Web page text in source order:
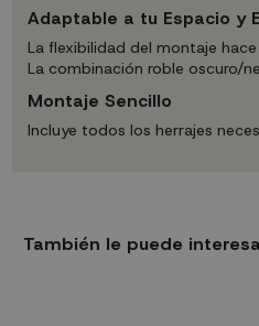
Adaptable a tu Espacio y
La flexibilidad del montaje
La combinación roble oscuro/
Montaje Sencillo
Incluye todos los herrajes
También le puede